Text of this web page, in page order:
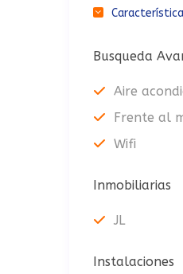
Busqueda
Aire
Frente al
Wifi
Inmobiliarias
JL
Instalaciones